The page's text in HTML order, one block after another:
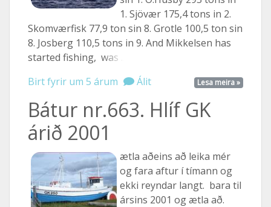
1. Sjövær 175,4 tons in 2.
Skomværfisk 77,9 ton sin 8. Grotle 100,5 ton sin
8. Josberg 110,5 tons in 9. And Mikkelsen has
started fishing, was ...
Lesa meira »
Birt fyrir um 5 árum Álit
Bátur nr.663. Hlíf GK
árið 2001
ætla aðeins að leika mér
og fara aftur í tímann og
ekki reyndar langt. bara til
ársins 2001 og ætla að.